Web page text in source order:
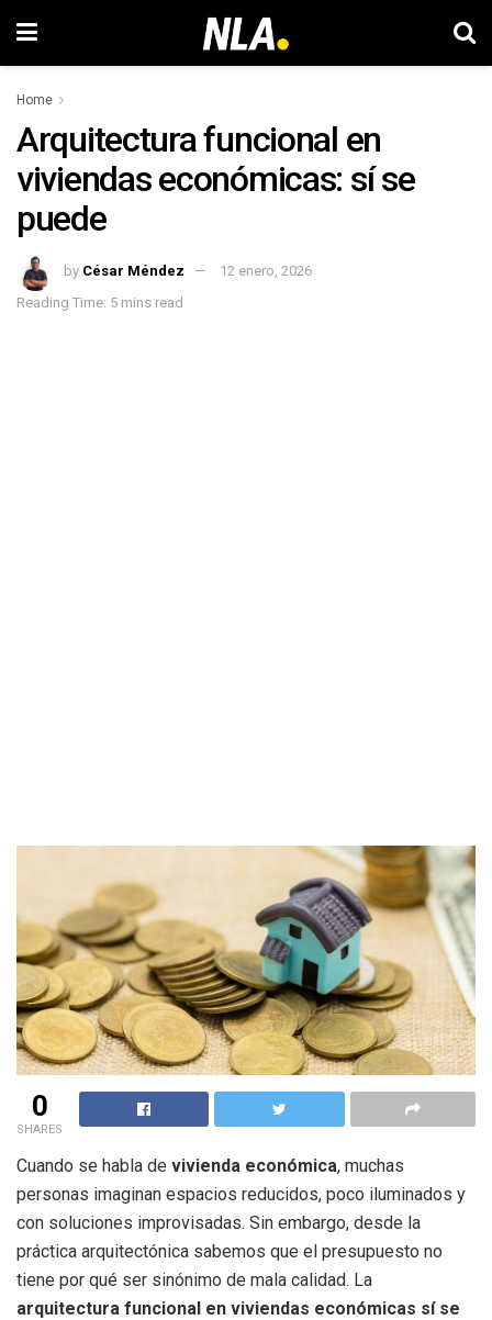
Home
Arquitectura funcional en
viviendas económicas: sí se
puede
by César Méndez
12 enero, 2026
Reading Time: 5 mins read
0
SHARES
Cuando se habla de vivienda económica, muchas
personas imaginan espacios reducidos, poco iluminados y
con soluciones improvisadas. Sin embargo, desde la
práctica arquitectónica sabemos que el presupuesto no
tiene por qué ser sinónimo de mala calidad. La
arquitectura funcional en viviendas económicas sí se